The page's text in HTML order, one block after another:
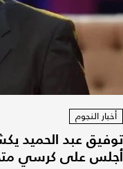
أخبار النجوم
توفيق عبد الحميد
أجلس على كرسي